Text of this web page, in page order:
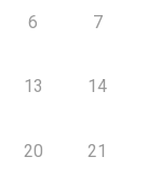
6 7
13 14
20 21